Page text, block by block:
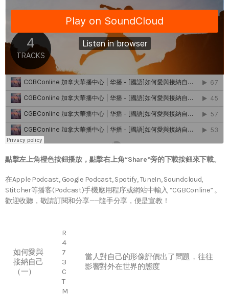
點擊左上角橙色按鈕播放，點擊右上角“Share”旁的下載按鈕來下載。
在Apple Podcast, Google Podcast, Spotify, TuneIn, Soundcloud,
Stitcher等播客(Podcast)手機應用程序或網站中輸入 “CGBConline” 。
歡迎收聽，敬請訂閱和分享——隨手分享，便是宣教！
如何愛與
接納自己
（一）
R
4
7
3
C
T
M
當人對自己的形像評價出了問題，往往
影響對外在世界的態度